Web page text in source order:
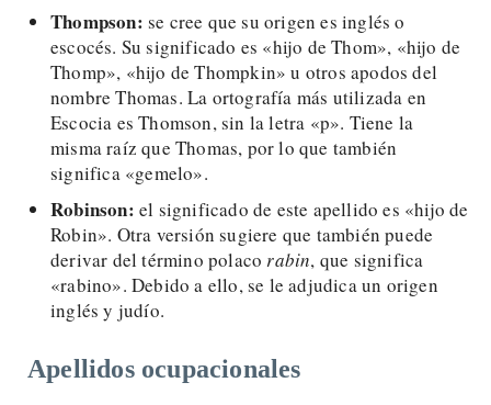
Thompson: se cree que su origen es inglés o
escocés. Su significado es «hijo de Thom», «hijo de
Thomp», «hijo de Thompkin» u otros apodos del
nombre Thomas. La ortografía más utilizada en
Escocia es Thomson, sin la letra «p». Tiene la
misma raíz que Thomas, por lo que también
significa «gemelo».
Robinson: el significado de este apellido es «hijo de
Robin». Otra versión sugiere que también puede
derivar del término polacorabin, que significa
«rabino». Debido a ello, se le adjudica un origen
inglés y judío.
Apellidos ocupacionales